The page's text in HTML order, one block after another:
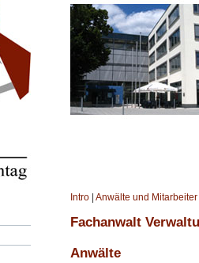
Intro Anwälte und Mitarbeiter
Fachanwalt
Anwälte